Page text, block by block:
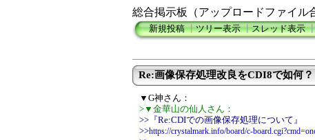
総合掲示板（アップロードファイル
新規投稿┃ツリー表示┃スレッド表示
Re:画像保存処理改良をCDI8で如何？
▼G神さん：
>▼金華山の仙人さん：
>>『Re:CDIでの画像保存処理について』
>>https://crystalmark.info/board/c-